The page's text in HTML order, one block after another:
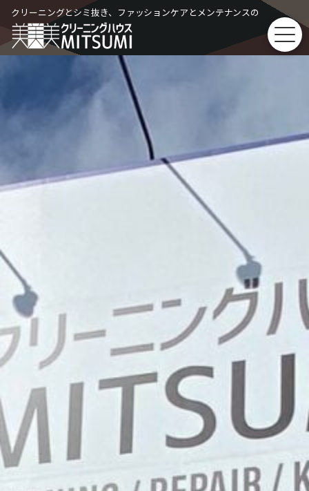
Skip
to
content
クリーニングとシミ抜き、ファッションケアとメンテナンスの